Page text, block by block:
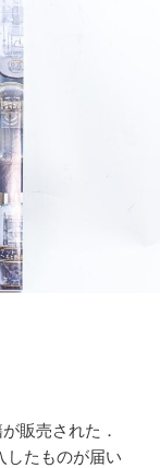
販売された．
したものが届い